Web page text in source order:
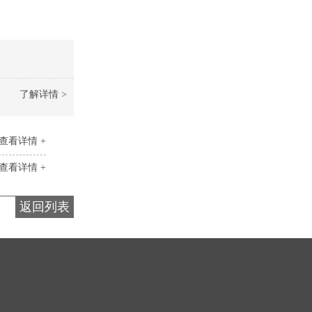
了解详情 >
看详情 +
看详情 +
返回列表